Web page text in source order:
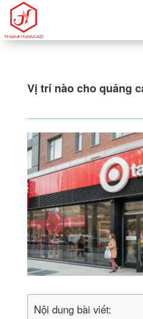
Vị trí nào cho quảng
Nội dung bài viết: